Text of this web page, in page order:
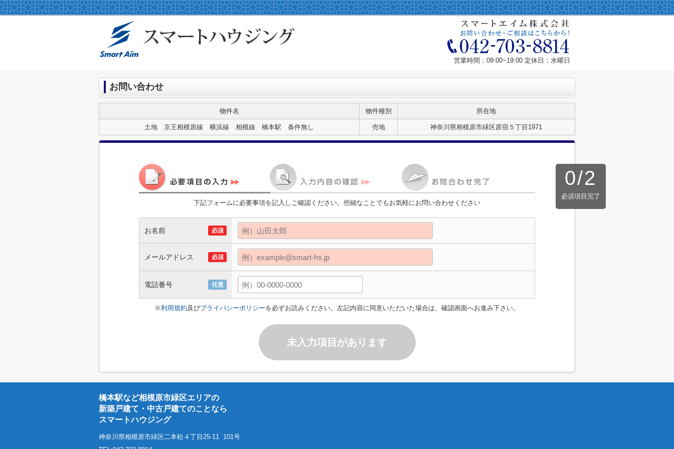
営業時間：09:00~19:00 定休日：水曜日
お問い合わせ
物件名 物件種別 所在地
土地 京王相模原線 横浜線 相模線 橋本駅 条件無し 売地 神奈川県相模原市緑区原宿５丁目1971
0/2
必須項目完了
下記フォームに必要事項を記入しご確認ください。些細なことでもお気軽にお問い合わせください
お名前 必須
メールアドレス 必須
電話番号 任意
※利用規約及びプライバシーポリシーを必ずお読みください。左記内容に同意いただいた場合は、確認画面へお進み下さい。
未入力項目があります
橋本駅など相模原市緑区エリアの
新築戸建て・中古戸建てのことなら
スマートハウジング
神奈川県相模原市緑区二本松４丁目25-11 101号